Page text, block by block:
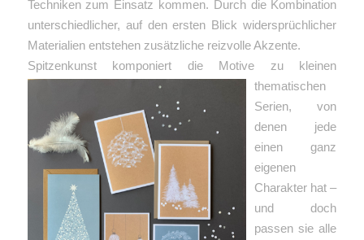
Techniken zum Einsatz kommen. Durch die Kombination
unterschiedlicher, auf den ersten Blick widersprüchlicher
Materialien entstehen zusätzliche reizvolle Akzente.
Spitzenkunst komponiert die Motive zu kleinen
thematischen
Serien, von
denen jede
einen ganz
eigenen
Charakter hat –
und doch
passen sie alle